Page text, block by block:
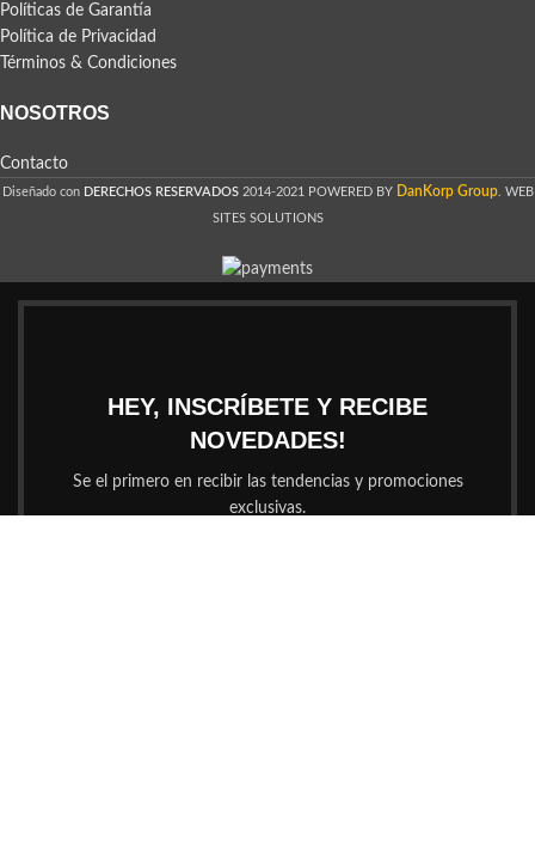
Políticas de Garantía
Política de Privacidad
Términos & Condiciones
NOSOTROS
Contacto
Diseñado con DERECHOS RESERVADOS 2014-2021 POWERED BY DanKorp Group. WEB
SITES SOLUTIONS
HEY, INSCRÍBETE Y RECIBE
NOVEDADES!
Se el primero en recibir las tendencias y promociones
exclusivas.